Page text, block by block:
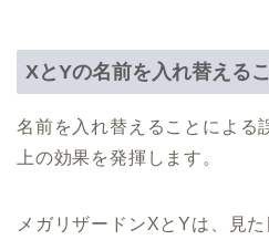
XとYの名前を入れ替える
名前を入れ替えることによる
上の効果を発揮します。
メガリザードンXとYは、見